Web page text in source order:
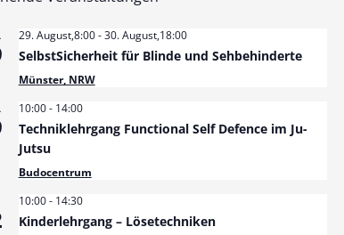
29. August,8:00-30. August,18:00
SelbstSicherheit für Blinde und Sehbehinderte
Münster, NRW
10:00- 14:00
Techniklehrgang Functional Self Defence im Ju-
Jutsu
Budocentrum
10:00- 14:30
Kinderlehrgang – Lösetechniken